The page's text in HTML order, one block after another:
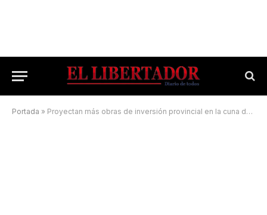
Portada » Proyectan más obras de inversión provincial en la cuna de San Martín